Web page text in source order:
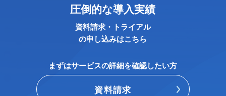
圧倒的な導入実績
資料請求・トライアル
の申し込みはこちら
まずはサービスの詳細を確認したい方
資料請求